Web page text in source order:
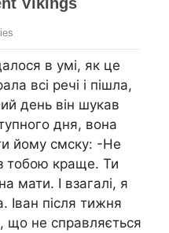
в умі, як це
всі речі і пішла,
день він шукав
дня, вона
йому смску: -Не
тобою краще. Ти
мати. І взагалі, я
Іван після тижня
що не справляється